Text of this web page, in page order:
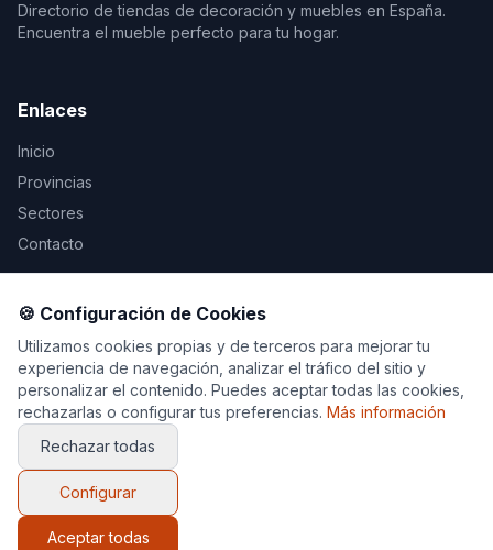
Directorio de tiendas de decoración y muebles en España.
Encuentra el mueble perfecto para tu hogar.
Enlaces
Inicio
Provincias
Sectores
Contacto
Legal
Aviso Legal
Privacidad
Cookies
© 2026 Decoración y Muebles. Todos los derechos
🍪 Configuración de Cookies
Utilizamos cookies propias y de terceros para mejorar tu
experiencia de navegación, analizar el tráfico del sitio y
personalizar el contenido. Puedes aceptar todas las cookies,
rechazarlas o configurar tus preferencias. Más información
Rechazar todas
Configurar
Aceptar todas